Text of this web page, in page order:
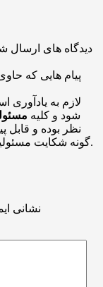
دیدگاه های
پیام هایی که
لازم به
شود و کلیه
نظر بوده و
گونه شکایت مسئولیت بر عهده شخص نظر دهنده خواهد بود.
نشانی